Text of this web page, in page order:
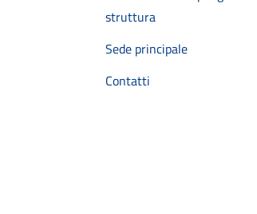
struttura
Sede principale
Contatti